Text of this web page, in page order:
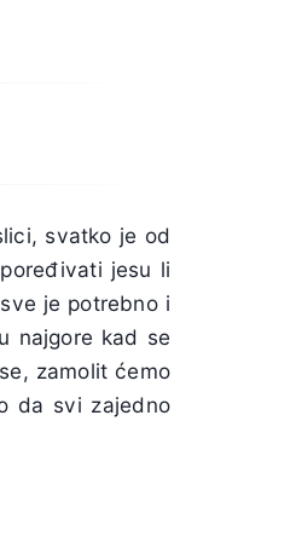
svatko je od
jesu li
je potrebno i
najgore kad se
zamolit ćemo
da svi zajedno